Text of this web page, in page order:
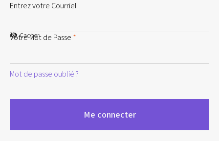
Entrez votre Courriel
Votre Mot de Passe *
Cacher
Mot de passe oublié ?